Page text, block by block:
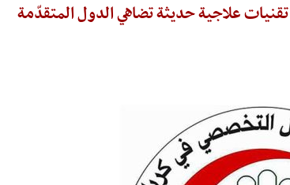
علاجية حديثة تضاهي الدول المتقدّمة